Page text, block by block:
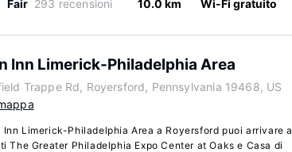
Fair 293 recensioni 10.0 km Wi-Fi gratuito
Inn Limerick-Philadelphia Area
Trappe Rd, Royersford, Pennsylvania 19468, US
Inn Limerick-Philadelphia Area a Royersford puoi arrivare a
The Greater Philadelphia Expo Center at Oaks e Casa di